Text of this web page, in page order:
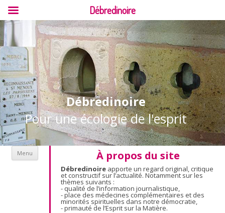
Débredinoire
Pour une écologie de l'esprit
À propos du site
Débredinoire apporte un regard original, critique
et constructif sur l’actualité. Notamment sur les
thèmes suivants :
- qualité de l’information journalistique,
- place des médecines complémentaires et des
minorités spirituelles dans notre démocratie,
- primauté de l’Esprit sur la Matière.
Menu Aller au contenu
Débredinoire